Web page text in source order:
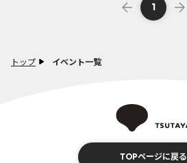
トップ イベント一覧
1
TOPページに戻る